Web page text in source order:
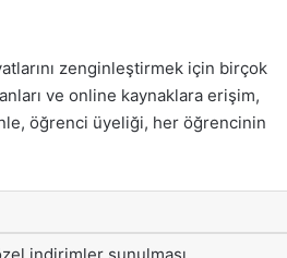
zenginleştirmek için birçok
ve online kaynaklara erişim,
öğrenci üyeliği, her öğrencinin